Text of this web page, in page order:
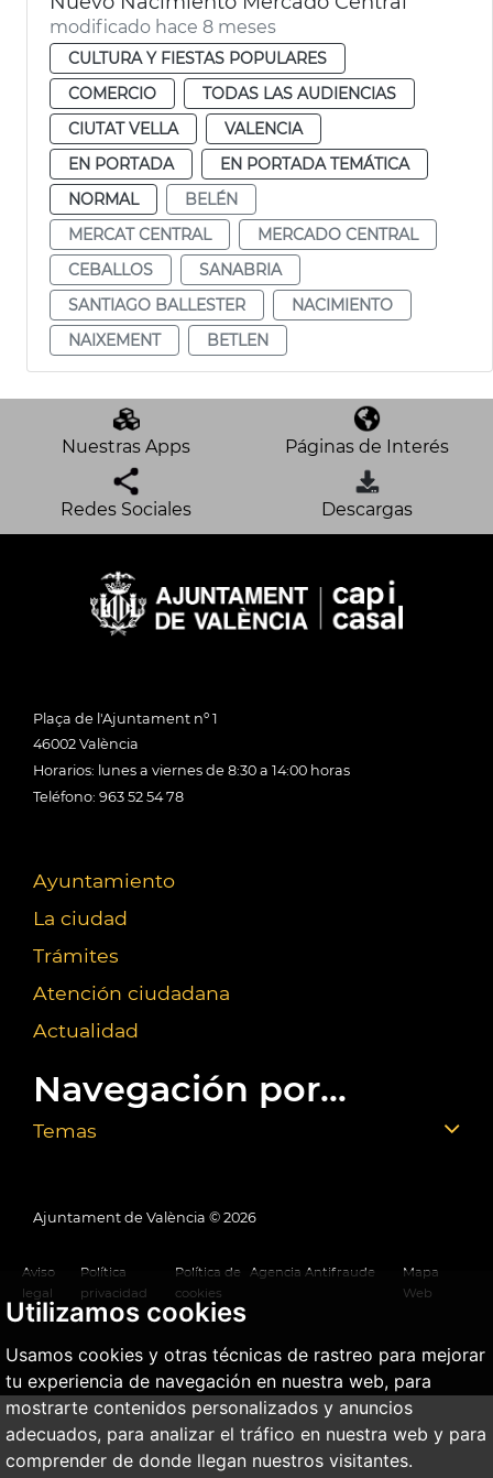
Utilizamos cookies
Usamos cookies y otras técnicas de rastreo para mejorar
tu experiencia de navegación en nuestra web, para
mostrarte contenidos personalizados y anuncios
adecuados, para analizar el tráfico en nuestra web y para
comprender de donde llegan nuestros visitantes.
modificado hace 8 meses
CULTURA Y FIESTAS POPULARES
COMERCIO
TODAS LAS AUDIENCIAS
CIUTAT VELLA
VALENCIA
EN PORTADA
EN PORTADA TEMÁTICA
NORMAL
BELÉN
MERCAT CENTRAL
MERCADO CENTRAL
CEBALLOS
SANABRIA
SANTIAGO BALLESTER
NACIMIENTO
NAIXEMENT
BETLEN
Nuestras Apps Páginas de Interés
Redes Sociales Descargas
Plaça de l'Ajuntament nº 1
46002 València
Horarios: lunes a viernes de 8:30 a 14:00 horas
Teléfono: 963 52 54 78
Ayuntamiento
La ciudad
Trámites
Atención ciudadana
Actualidad
Navegación por...
Temas
Ajuntament de València © 2026
Aviso
legal
Política
privacidad
Política de
cookies
Agencia Antifraude
Mapa
Web